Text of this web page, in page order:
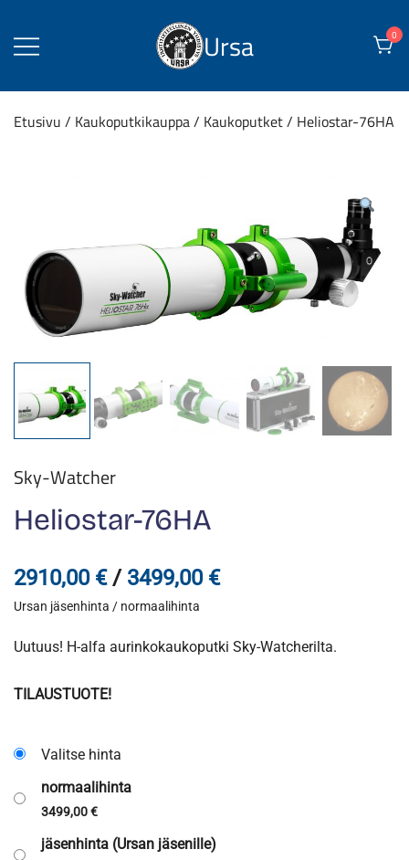
content
Ursa 0
Etusivu / Kaukoputkikauppa/ Kaukoputket/ Heliostar-76HA
Sky-Watcher
Heliostar-76HA
2910,00 € / 3499,00 €Hintaluokka:
-
Ursan jäsenhinta / normaalihinta
Uutuus! H-alfa aurinkokaukoputki Sky-Watcherilta.
TILAUSTUOTE!
Valitse hinta
normaalihinta
3499,00€
jäsenhinta (Ursan jäsenille)